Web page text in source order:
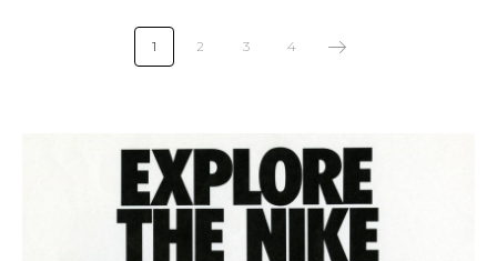
1 2 3 4